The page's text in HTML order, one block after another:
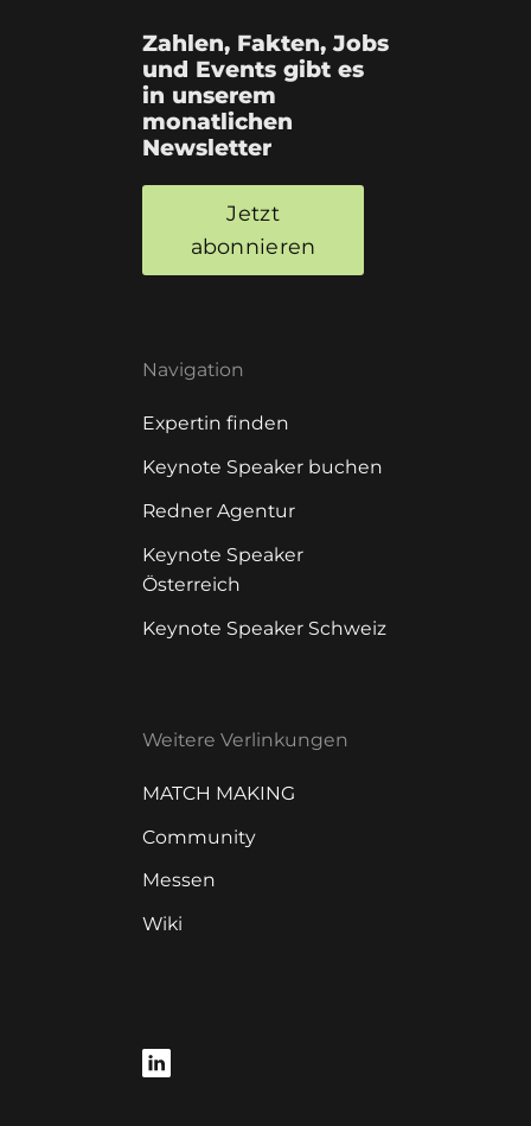
Zahlen, Fakten, Jobs
und Events gibt es
in unserem
monatlichen
Newsletter
Jetzt
abonnieren
Navigation
Expertin finden
Keynote Speaker buchen
Redner Agentur
Keynote Speaker
Österreich
Keynote Speaker Schweiz
Weitere Verlinkungen
MATCH MAKING
Community
Messen
Wiki